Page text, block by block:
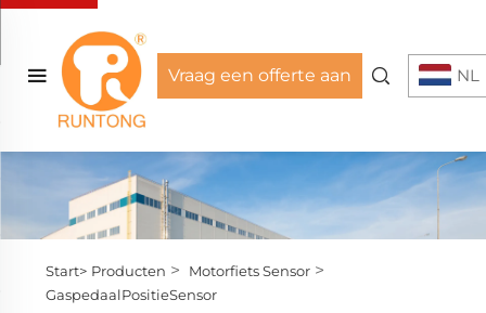
Vraag een offerte aan NL
Start> Producten > Motorfiets Sensor>
GaspedaalPositieSensor